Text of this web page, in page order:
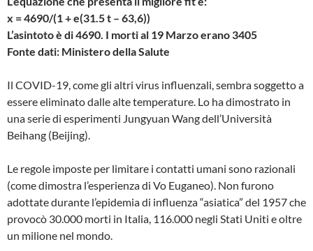
x = 4690/(1 + e(31.5 t – 63,6))
L’asintoto è di 4690. I morti al 19 Marzo erano 3405
Fonte dati: Ministero della Salute
Il COVID-19, come gli altri virus influenzali, sembra soggetto a
essere eliminato dalle alte temperature. Lo ha dimostrato in
una serie di esperimenti Jungyuan Wang dell’Università
Beihang (Beijing).
Le regole imposte per limitare i contatti umani sono razionali
(come dimostra l’esperienza di Vo Euganeo). Non furono
adottate durante l’epidemia di influenza “asiatica” del 1957 che
provocò 30.000 morti in Italia, 116.000 negli Stati Uniti e oltre
un milione nel mondo.